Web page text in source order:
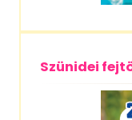
Szünidei